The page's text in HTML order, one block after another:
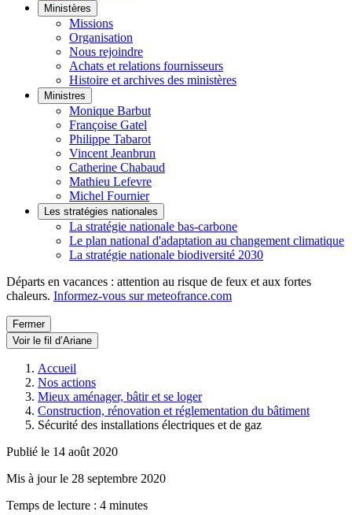
Ministères
Missions
Organisation
Nous rejoindre
Achats et relations fournisseurs
Histoire et archives des ministères
Ministres
Monique Barbut
Françoise Gatel
Philippe Tabarot
Vincent Jeanbrun
Catherine Chabaud
Mathieu Lefevre
Michel Fournier
Les stratégies nationales
La stratégie nationale bas-carbone
Le plan national d'adaptation au changement climatique
La stratégie nationale biodiversité 2030
Départs en vacances : attention au risque de feux et aux fortes
chaleurs. Informez-vous sur meteofrance.com
Fermer
Voir le fil d’Ariane
Accueil
Nos actions
Mieux aménager, bâtir et se loger
Construction, rénovation et réglementation du bâtiment
Sécurité des installations électriques et de gaz
Publié le 14 août 2020
Mis à jour le 28 septembre 2020
Temps de lecture : 4 minutes